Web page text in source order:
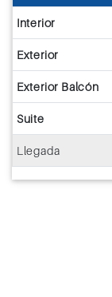
Interior
Exterior
Exterior Balcón
Suite
Llegada